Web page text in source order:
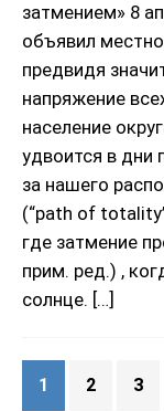
затмением» 8
объявил
предвидя
напряжение
население
удвоится в дни
за нашего
(“path of
где затмение
прим. ред.) ,
солнце. […]
1 2 3